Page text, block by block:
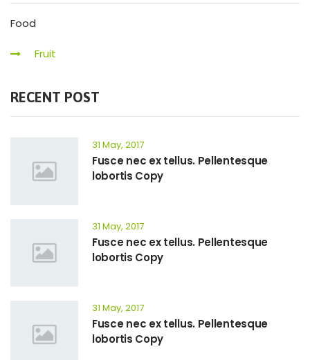
Food
Fruit
RECENT POST
31 May, 2017
Fusce nec ex tellus. Pellentesque
lobortis Copy
31 May, 2017
Fusce nec ex tellus. Pellentesque
lobortis Copy
31 May, 2017
Fusce nec ex tellus. Pellentesque
lobortis Copy